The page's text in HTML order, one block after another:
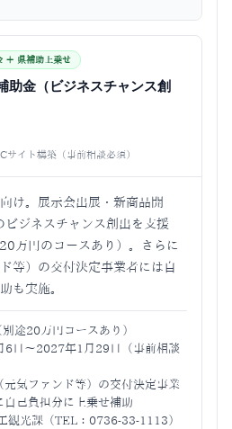
＋ 県補助上乗せ
助金（ビジネスチャンス創
サイト構築（事前相談必須）
け。展示会出展・新商品開
ビジネスチャンス創出を支援
万円のコースあり）。さらに
等）の交付決定事業者には自
も実施。
別途20万円コースあり）
6日〜2027年1月29日（事前相談
元気ファンド等）の交付決定事業
自己負担分に上乗せ補助
観光課（TEL：0736-33-1113）